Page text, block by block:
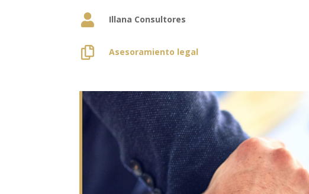
 Illana Consultores
 Asesoramiento legal